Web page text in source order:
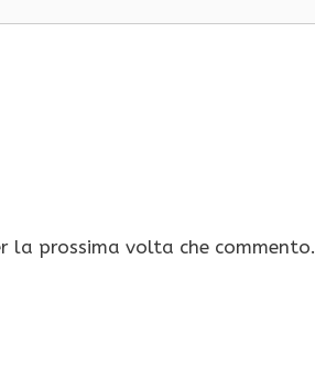
la prossima volta che commento.